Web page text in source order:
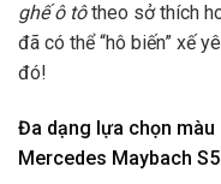
ghế ô tôtheo sở thích
đã có thể “hô biến” xế
đó!
Đa dạng lựa chọn màu
Mercedes Maybach